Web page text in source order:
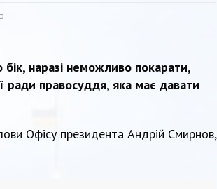
наразі неможливо покарати,
ради правосуддя, яка має давати
Офісу президента Андрій Смирнов,